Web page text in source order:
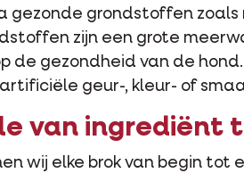
gezonde grondstoffen
zijn een grote
de gezondheid van de hond.
geur-, kleur- of
van ingrediënt
wij elke brok van begin